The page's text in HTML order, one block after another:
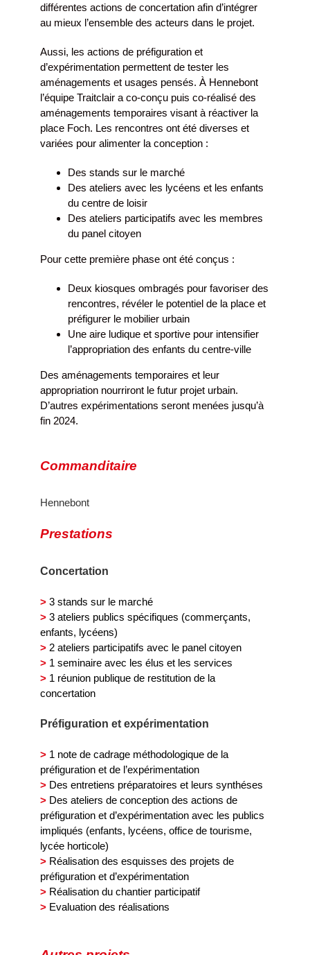
différentes actions de concertation afin d’intégrer
au mieux l’ensemble des acteurs dans le projet.
Aussi, les actions de préfiguration et
d’expérimentation permettent de tester les
aménagements et usages pensés. À Hennebont
l’équipe Traitclair a co-conçu puis co-réalisé des
aménagements temporaires visant à réactiver la
place Foch. Les rencontres ont été diverses et
variées pour alimenter la conception :
Des stands sur le marché
Des ateliers avec les lycéens et les enfants
du centre de loisir
Des ateliers participatifs avec les membres
du panel citoyen
Pour cette première phase ont été conçus :
Deux kiosques ombragés pour favoriser des
rencontres, révéler le potentiel de la place et
préfigurer le mobilier urbain
Une aire ludique et sportive pour intensifier
l’appropriation des enfants du centre-ville
Des aménagements temporaires et leur
appropriation nourriront le futur projet urbain.
D’autres expérimentations seront menées jusqu’à
fin 2024.
Commanditaire
Hennebont
Prestations
Concertation
> 3 stands sur le marché
> 3 ateliers publics spécifiques (commerçants,
enfants, lycéens)
> 2 ateliers participatifs avec le panel citoyen
> 1 seminaire avec les élus et les services
> 1 réunion publique de restitution de la
concertation
Préfiguration et expérimentation
> 1 note de cadrage méthodologique de la
préfiguration et de l’expérimentation
> Des entretiens préparatoires et leurs synthéses
> Des ateliers de conception des actions de
préfiguration et d’expérimentation avec les publics
impliqués (enfants, lycéens, office de tourisme,
lycée horticole)
> Réalisation des esquisses des projets de
préfiguration et d’expérimentation
> Réalisation du chantier participatif
> Evaluation des réalisations